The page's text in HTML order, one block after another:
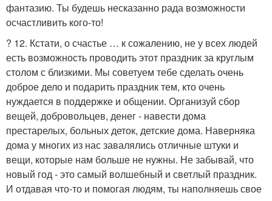
фантазию. Ты будешь несказанно рада возможности
осчастливить кого-то!
? 12. Кстати, о счастье … к сожалению, не у всех людей
есть возможность проводить этот праздник за круглым
столом с близкими. Мы советуем тебе сделать очень
доброе дело и подарить праздник тем, кто очень
нуждается в поддержке и общении. Организуй сбор
вещей, добровольцев, денег - навести дома
престарелых, больных деток, детские дома. Наверняка
дома у многих из нас завалялись отличные штуки и
вещи, которые нам больше не нужны. Не забывай, что
новый год - это самый волшебный и светлый праздник.
И отдавая что-то и помогая людям, ты наполняешь свое